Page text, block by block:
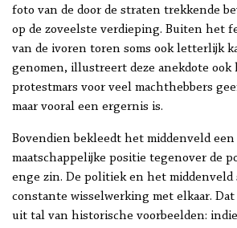
foto van de door de straten trekkende
op de zoveelste verdieping. Buiten het
van de ivoren toren soms ook letterlijk
genomen, illustreert deze anekdote ook
protestmars voor veel machthebbers
maar vooral een ergernis is.
Bovendien bekleedt het middenveld een
maatschappelijke positie tegenover de
enge zin. De politiek en het middenveld
constante wisselwerking met elkaar.
uit tal van historische voorbeelden: